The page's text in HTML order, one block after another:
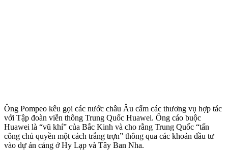
Ông Pompeo kêu gọi các nước châu Âu cấm các thương vụ hợp tác
với Tập đoàn viễn thông Trung Quốc Huawei. Ông cáo buộc
Huawei là “vũ khí” của Bắc Kinh và cho rằng Trung Quốc “tấn
công chủ quyền một cách trắng trợn” thông qua các khoản đầu tư
vào dự án cảng ở Hy Lạp và Tây Ban Nha.